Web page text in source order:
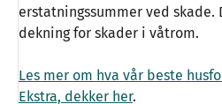
erstatningssummer ved skade.
dekning for skader i våtrom.
Les mer om hva vår beste
Ekstra, dekker her.